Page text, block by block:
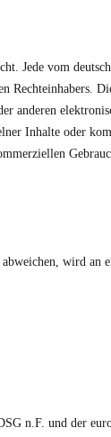
Jede vom
Rechteinhabers.
anderen
Inhalte oder
wird an
n.F. und der